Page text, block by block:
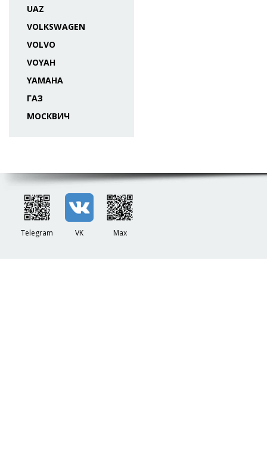
UAZ
VOLKSWAGEN
VOLVO
VOYAH
YAMAHA
ГАЗ
МОСКВИЧ
Telegram VK Max